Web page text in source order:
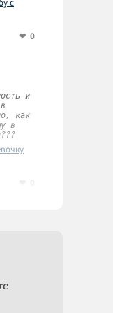
с
0
и
как
в